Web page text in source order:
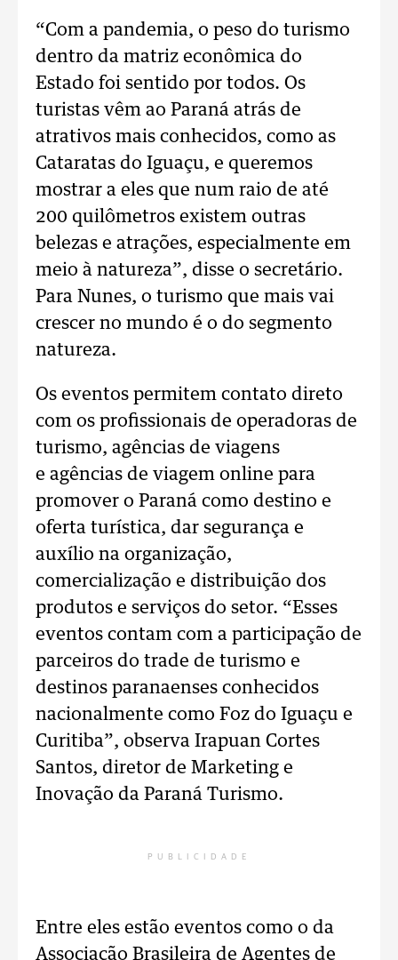
“Com a pandemia, o peso do turismo
dentro da matriz econômica do
Estado foi sentido por todos. Os
turistas vêm ao Paraná atrás de
atrativos mais conhecidos, como as
Cataratas do Iguaçu, e queremos
mostrar a eles que num raio de até
200 quilômetros existem outras
belezas e atrações, especialmente em
meio à natureza”, disse o secretário.
Para Nunes, o turismo que mais vai
crescer no mundo é o do segmento
natureza.
Os eventos permitem contato direto
com os profissionais de operadoras de
turismo, agências de viagens
e agências de viagem online para
promover o Paraná como destino e
oferta turística, dar segurança e
auxílio na organização,
comercialização e distribuição dos
produtos e serviços do setor. “Esses
eventos contam com a participação de
parceiros do trade de turismo e
destinos paranaenses conhecidos
nacionalmente como Foz do Iguaçu e
Curitiba”, observa Irapuan Cortes
Santos, diretor de Marketing e
Inovação da Paraná Turismo.
PUBLICIDADE
Entre eles estão eventos como o da
Associação Brasileira de Agentes de